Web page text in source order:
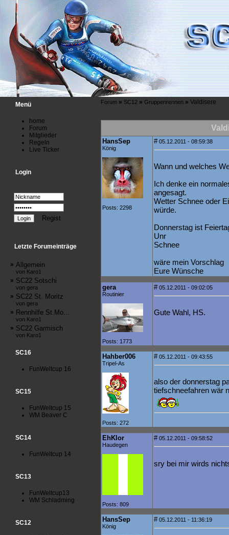
Menü
home
Forum
Mitglieder
Regeln
Live Ticker
Login
Regist
Letzte Forumeinträge
» Allgemein
von Karo1
» SC22 Sotschi
von gera
» SC22 St. Moritz
von gera
» Rennhilfe St.Mo...
von Karo1
» SC22 Garmisch
von Karo1
SC16
FunWeltcup 16
SC15
FunWeltcup 15
WM Beaver C
SC14
FunWeltcup 14
SC13
FunWeltcup13
WM Schladming
SC12
Forum» SC12» Gruppenrennen » Valdisere
HansSep
König
Posts: 2298
#05.12.2011 - 08:59:38
Wann und welches
Ich denke ein
angesagt.
Wetter Schnee oder
würde.
Donnerstag ist
Unr
Schnee
wäre mein Vorschlag
Eure Wünsche
gera
Routinier
Posts: 1773
#05.12.2011 - 09:02:05
Gute Wahl, HS.
Hahber006
Tripel-As
Posts: 272
#05.12.2011 - 09:43:55
also der donnerstag
tiefschneefahren wär
EhKlor
Haudegen
Posts: 809
#05.12.2011 - 09:58:52
sry bei mir wirds
HansSep
König
#05.12.2011 - 11:36:19